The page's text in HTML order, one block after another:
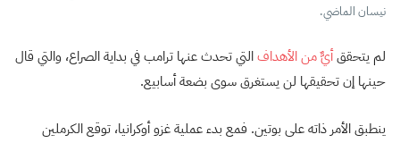
نيسان الماضي.
لم يتحققأيٌّ من الأهدافالتي تحدث عنها ترامب في بداية الصراع، والتي قال
حينها إن تحقيقها لن يستغرق سوى بضعة أسابيع.
ينطبق الأمر ذاته على بوتين. فمع بدء عملية غزو أوكرانيا، توقع الكرملين